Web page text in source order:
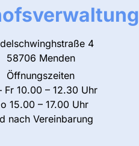
4
58706 Menden
Öffnungszeiten
Fr 10.00 – 12.30 Uhr
15.00 – 17.00 Uhr
nach Vereinbarung